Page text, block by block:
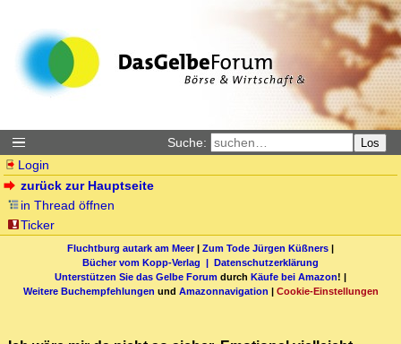
Suche: Los
Login
zurück zur Hauptseite
in Thread öffnen
Ticker
Fluchtburg autark am Meer| Zum Tode Jürgen Küßners |
Bücher vom Kopp-Verlag | Datenschutzerklärung
Unterstützen Sie das Gelbe Forum durch Käufe bei Amazon! |
Weitere Buchempfehlungen und Amazonnavigation | Cookie-Einstellungen